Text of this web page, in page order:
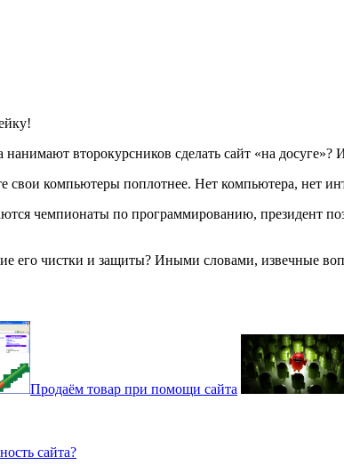
второкурсников сделать сайт «на досуге»?
компьютеры поплотнее. Нет компьютера, нет
чемпионаты по программированию, президент
его чистки и защиты? Иными словами, извечные
Продаём товар при помощи сайта
сайта?